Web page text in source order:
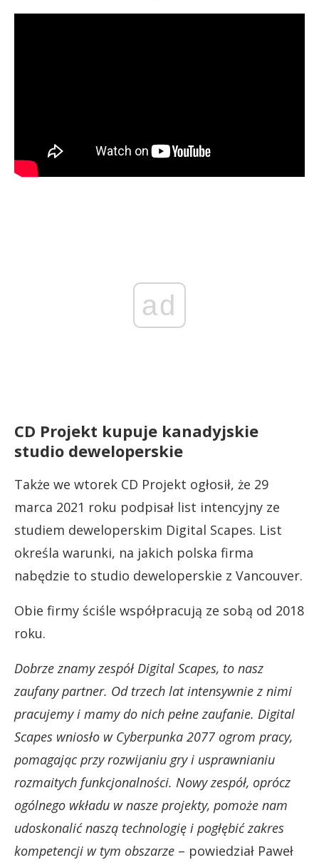
ad
CD Projekt kupuje kanadyjskie
studio deweloperskie
Także we wtorek CD Projekt ogłosił, że 29
marca 2021 roku podpisał list intencyjny ze
studiem deweloperskim Digital Scapes. List
określa warunki, na jakich polska firma
nabędzie to studio deweloperskie z Vancouver.
Obie firmy ściśle współpracują ze sobą od 2018
roku.
Dobrze znamy zespół Digital Scapes, to nasz
zaufany partner. Od trzech lat intensywnie z nimi
pracujemy i mamy do nich pełne zaufanie. Digital
Scapes wniosło w Cyberpunka 2077 ogrom pracy,
pomagając przy rozwijaniu gry i usprawnianiu
rozmaitych funkcjonalności. Nowy zespół, oprócz
ogólnego wkładu w nasze projekty, pomoże nam
udoskonalić naszą technologię i pogłębić zakres
kompetencji w tym obszarze – powiedział Paweł